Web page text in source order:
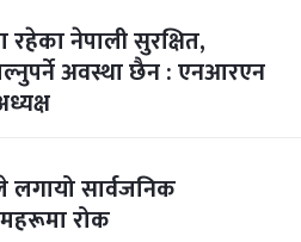
नेपाली सुरक्षित,
अवस्था छैन : एनआरएन
सार्वजनिक
रोक